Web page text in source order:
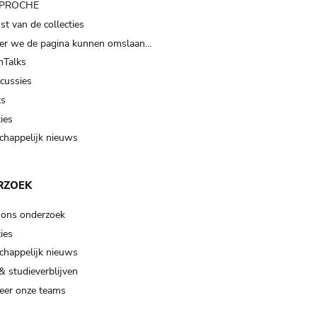
van de collecties
we de pagina kunnen omslaan…
nieuws
onderzoek
nieuws
studieverblijven
onze teams